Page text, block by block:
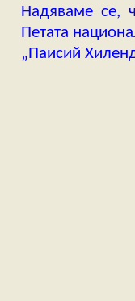
Надяваме се,
Петата
„Паисий